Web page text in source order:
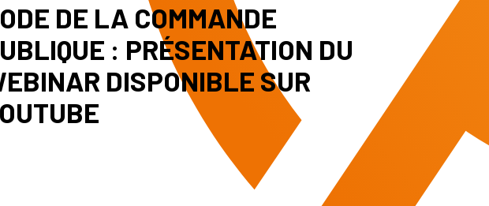
DE LA COMMANDE
: PRÉSENTATION DU
DISPONIBLE SUR